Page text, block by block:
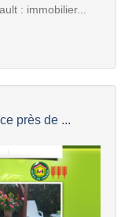
: immobilier...
près de ...